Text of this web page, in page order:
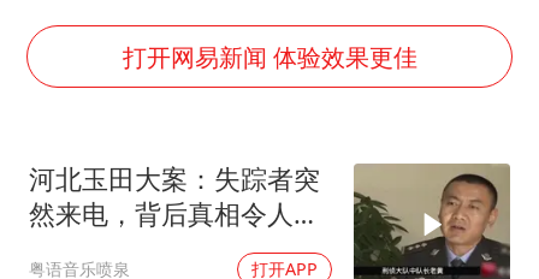
打开网易新闻 体验效果更佳
河北玉田大案：失踪者突
然来电，背后真相令人震
粤语音乐喷泉 打开APP